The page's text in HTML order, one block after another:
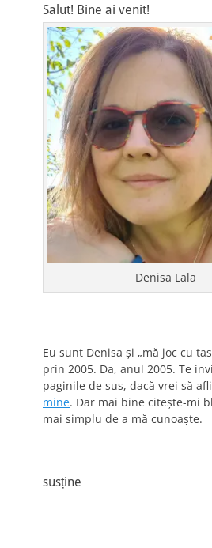
Salut! Bine ai venit!
Denisa Lala
Eu sunt Denisa și „mă joc cu
prin 2005. Da, anul 2005. Te
paginile de sus, dacă vrei să
mine. Dar mai bine citește-mi
mai simplu de a mă cunoaște.
susține